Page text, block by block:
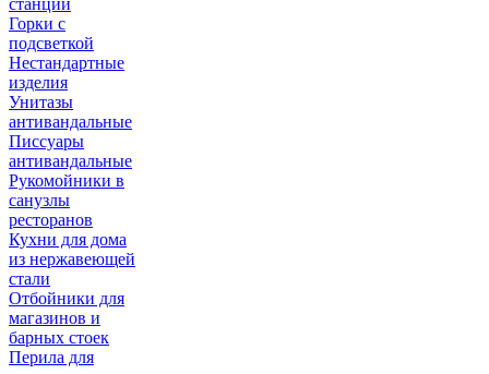
станции
Горки с
подсветкой
Нестандартные
изделия
Унитазы
антивандальные
Писсуары
антивандальные
Рукомойники в
санузлы
ресторанов
Кухни для дома
из нержавеющей
стали
Отбойники для
магазинов и
барных стоек
Перила для